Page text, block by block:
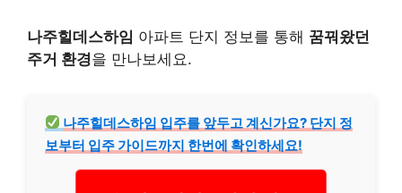
나주힐데스하임 아파트 단지 정보를 통해 꿈꿔왔던
주거 환경을 만나보세요.
나주힐데스하임 입주를 앞두고 계신가요? 단지 정
보부터 입주 가이드까지 한번에 확인하세요!